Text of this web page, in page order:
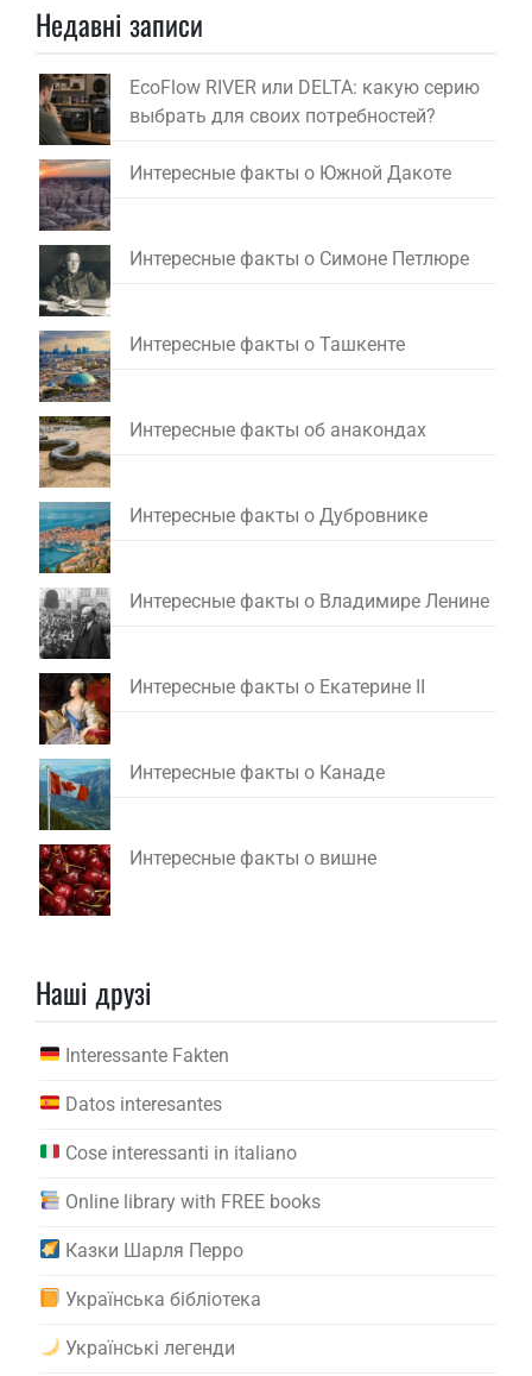
Недавні записи
EcoFlow RIVER или DELTA: какую серию
выбрать для своих потребностей?
Интересные факты о Южной Дакоте
Интересные факты о Симоне Петлюре
Интересные факты о Ташкенте
Интересные факты об анакондах
Интересные факты о Дубровнике
Интересные факты о Владимире Ленине
Интересные факты о Екатерине II
Интересные факты о Канаде
Интересные факты о вишне
Наші друзі
Interessante Fakten
Datos interesantes
Cose interessanti in italiano
Online library with FREE books
Казки Шарля Перро
Українська бібліотека
Українські легенди